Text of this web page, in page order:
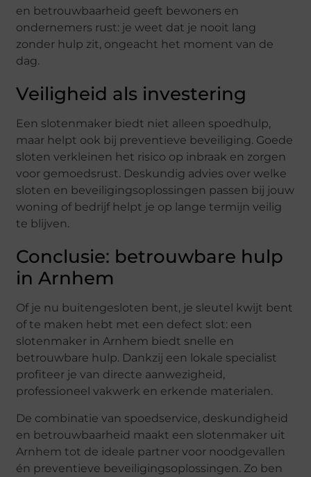
en betrouwbaarheid geeft bewoners en
ondernemers rust: je weet dat je nooit lang
zonder hulp zit, ongeacht het moment van de
dag.
Veiligheid als investering
Een slotenmaker biedt niet alleen spoedhulp,
maar helpt ook bij preventieve beveiliging. Goede
sloten verkleinen het risico op inbraak en zorgen
voor gemoedsrust. Deskundig advies over welke
sloten en beveiligingsoplossingen passen bij jouw
woning of bedrijf helpt je op lange termijn veilig
te blijven.
Conclusie: betrouwbare hulp
in Arnhem
Of je nu buitengesloten bent, je sleutel kwijt bent
of te maken hebt met een defect slot: een
slotenmaker in Arnhem biedt snelle en
betrouwbare hulp. Dankzij een lokale specialist
profiteer je van directe aanwezigheid,
professioneel vakwerk en erkende materialen.
De combinatie van spoedservice, deskundigheid
en betrouwbaarheid maakt een slotenmaker uit
Arnhem tot de ideale partner voor noodgevallen
én preventieve beveiligingsoplossingen. Zo ben